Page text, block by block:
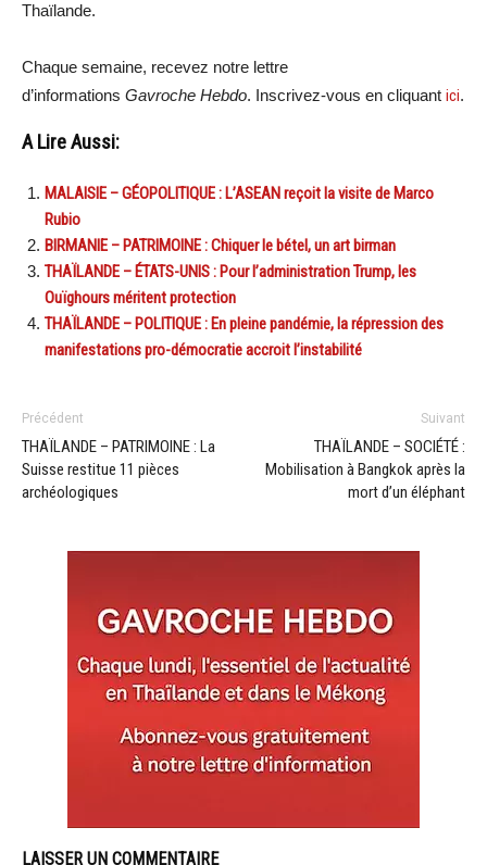
Thaïlande.
Chaque semaine, recevez notre lettre
d’informations Gavroche Hebdo. Inscrivez-vous en cliquant ici.
A Lire Aussi:
MALAISIE – GÉOPOLITIQUE : L’ASEAN reçoit la visite de Marco
Rubio
BIRMANIE – PATRIMOINE : Chiquer le bétel, un art birman
THAÏLANDE – ÉTATS-UNIS : Pour l’administration Trump, les
Ouïghours méritent protection
THAÏLANDE – POLITIQUE : En pleine pandémie, la répression des
manifestations pro-démocratie accroit l’instabilité
Précédent
THAÏLANDE – PATRIMOINE : La
Suisse restitue 11 pièces
archéologiques
Suivant
THAÏLANDE – SOCIÉTÉ :
Mobilisation à Bangkok après la
mort d’un éléphant
LAISSER UN COMMENTAIRE